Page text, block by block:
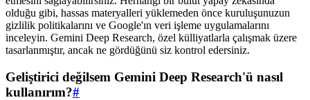
olduğu gibi, hassas materyalleri yüklemeden önce kuruluşunuzun
gizlilik politikalarını ve Google'ın veri işleme uygulamalarını
inceleyin. Gemini Deep Research, özel külliyatlarla çalışmak üzere
tasarlanmıştır, ancak ne gördüğünü siz kontrol edersiniz.
Geliştirici değilsem Gemini Deep Research'ü nasıl
kullanırım?#